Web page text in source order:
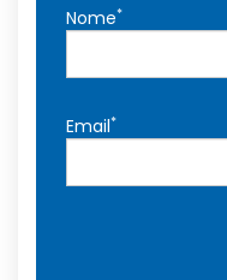
Nome*
Email*